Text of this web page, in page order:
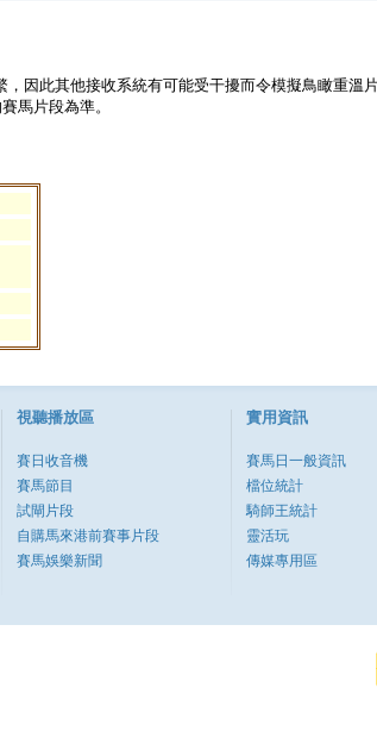
因此其他接收系統有可能受干擾而令模擬鳥瞰重溫
馬片段為準。
視聽播放區
賽日收音機
賽馬節目
試閘片段
自購馬來港前賽事片段
賽馬娛樂新聞
實用資訊
賽馬日一般資訊
檔位統計
騎師王統計
靈活玩
傳媒專用區